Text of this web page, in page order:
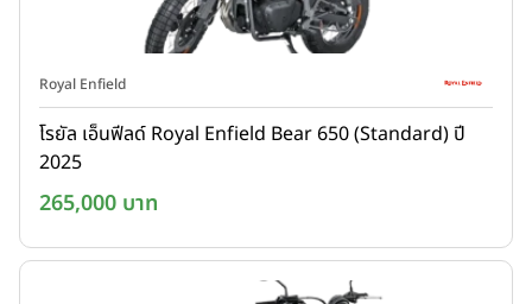
Royal Enfield
โรยัล เอ็นฟีลด์ Royal Enfield Bear 650 (Standard) ปี
2025
265,000 บาท